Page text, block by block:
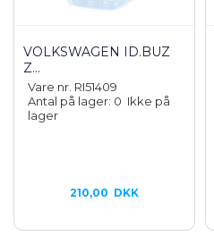
VOLKSWAGEN ID.BUZ
Z...
Vare nr. RI51409
Antal på lager: 0 Ikke på
lager
210,00 DKK